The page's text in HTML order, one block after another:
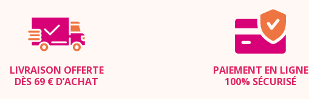
LIVRAISON OFFERTE
DÈS 69 € D’ACHAT
PAIEMENT EN LIGNE
100% SÉCURISÉ